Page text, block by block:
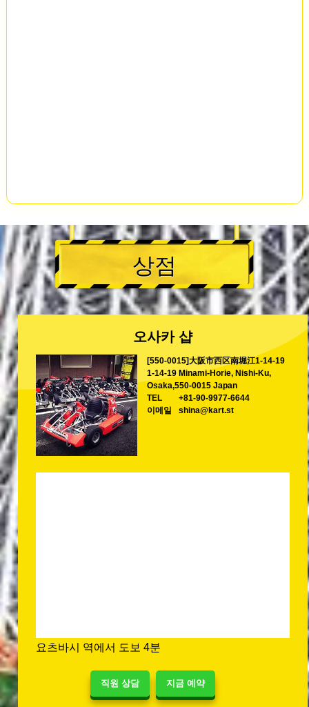
직원 상담 지금 예약
상점
오사카 샵
[550-0015]大阪市西区南堀江1-14-19
1-14-19 Minami-Horie, Nishi-Ku,
Osaka,550-0015 Japan
TEL
+81-90-9977-6644
이메일
shina@kart.st
요츠바시 역에서 도보 4분